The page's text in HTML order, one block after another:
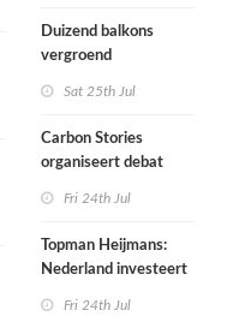
kamerensemble
Duizend balkons
vergroend
Sat 25th Jul
Carbon Stories
organiseert debat
Fri 24th Jul
Topman Heijmans:
Nederland investeert
Fri 24th Jul